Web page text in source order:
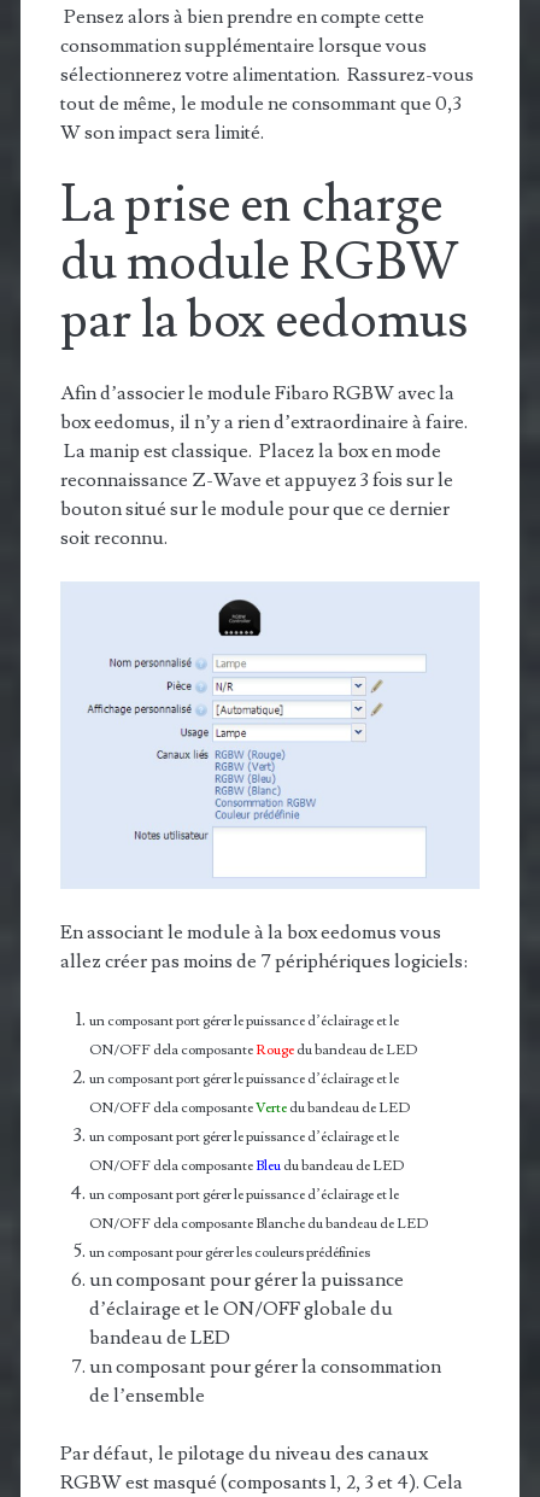
Pensez alors à bien prendre en compte cette
consommation supplémentaire lorsque vous
sélectionnerez votre alimentation. Rassurez-vous
tout de même, le module ne consommant que 0,3
W son impact sera limité.
La prise en charge
du module RGBW
par la box eedomus
Afin d’associer le module Fibaro RGBW avec la
box eedomus, il n’y a rien d’extraordinaire à faire.
La manip est classique. Placez la box en mode
reconnaissance Z-Wave et appuyez 3 fois sur le
bouton situé sur le module pour que ce dernier
soit reconnu.
En associant le module à la box eedomus vous
allez créer pas moins de 7 périphériques logiciels:
un composant port gérer le puissance d’éclairage et le
ON/OFF dela composante Rougedu bandeau de LED
un composant port gérer le puissance d’éclairage et le
ON/OFF dela composanteVertedu bandeau de LED
un composant port gérer le puissance d’éclairage et le
ON/OFF dela composante Bleudu bandeau de LED
un composant port gérer le puissance d’éclairage et le
ON/OFF dela composante Blanche du bandeau de LED
un composant pour gérer les couleurs prédéfinies
un composant pour gérer la puissance
d’éclairage et le ON/OFF globale du
bandeau de LED
un composant pour gérer la consommation
de l’ensemble
Par défaut, le pilotage du niveau des canaux
RGBW est masqué (composants 1, 2, 3 et 4). Cela